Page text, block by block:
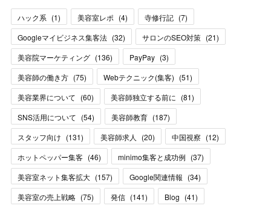
ハック系 (1) 美容室レポ (4) 寺修行記 (7)
Googleマイビジネス集客法 (32) サロンのSEO対策 (21)
美容院マーケティング (136) PayPay (3)
美容師の働き方 (75) Webテクニック(集客) (51)
美容業界について (60) 美容師独立する前に (81)
SNS活用について (54) 美容師教育 (187)
スタッフ向け (131) 美容師求人 (20) 中国視察 (12)
ホットペッパー集客 (46) minimo集客と成功例 (37)
美容室ネット集客拡大 (157) Google関連情報 (34)
美容室の売上戦略 (75) 発信 (141) Blog (41)